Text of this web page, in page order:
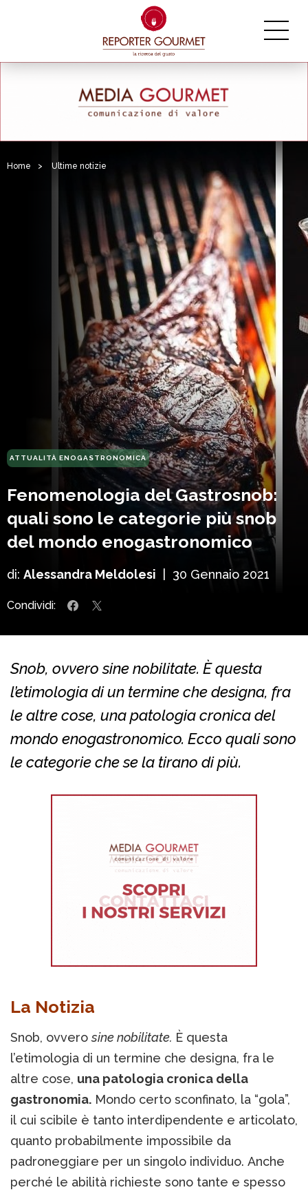
Home > Ultime notizie
ATTUALITÀ ENOGASTRONOMICA
Fenomenologia del Gastrosnob:
quali sono le categorie più snob
del mondo enogastronomico
di: Alessandra Meldolesi 30 Gennaio 2021
Condividi:
Snob, ovvero sine nobilitate. È questa
l’etimologia di un termine che designa, fra
le altre cose, una patologia cronica del
mondo enogastronomico. Ecco quali sono
le categorie che se la tirano di più.
La Notizia
Snob, ovverosine nobilitate. È questa
l’etimologia di un termine che designa, fra le
altre cose, una patologia cronica della
gastronomia. Mondo certo sconfinato, la “gola”,
il cui scibile è tanto interdipendente e articolato,
quanto probabilmente impossibile da
padroneggiare per un singolo individuo. Anche
perché le abilità richieste sono tante e spesso